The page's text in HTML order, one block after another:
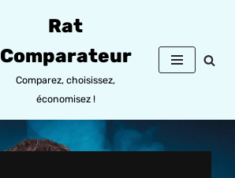
Rat
Comparateur
Comparez, choisissez,
économisez !